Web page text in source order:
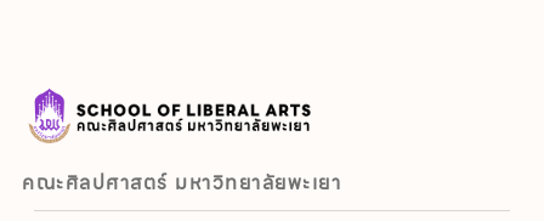
คณะศิลปศาสตร์ มหาวิทยาลัยพะเยา